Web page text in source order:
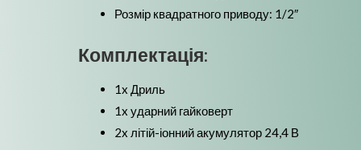
Розмір квадратного приводу: 1/2″
Комплектація:
1x Дриль
1x ударний гайковерт
2x літій-іонний акумулятор 24,4 В